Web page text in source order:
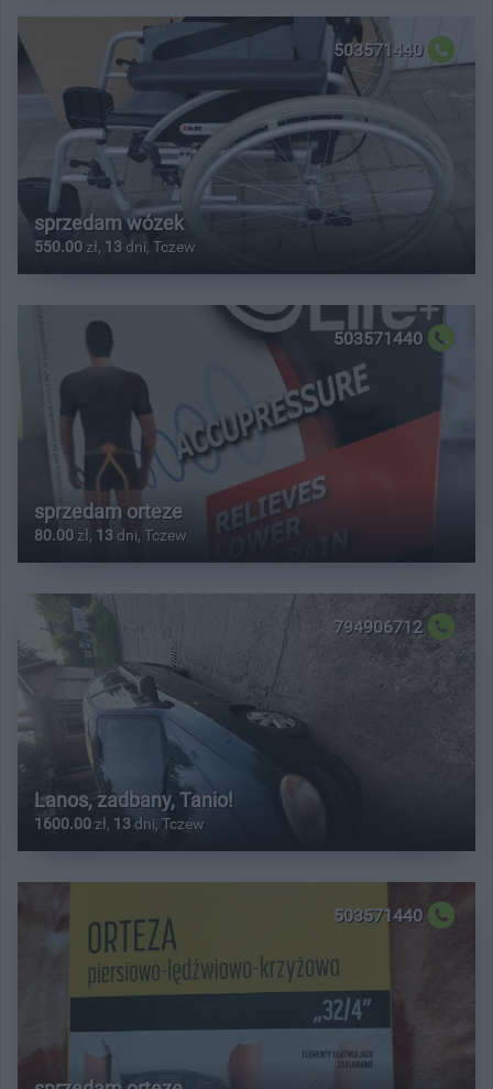
503571440
sprzedam wózek
550.00 zł, 13 dni, Tczew
503571440
sprzedam orteze
80.00 zł, 13 dni, Tczew
794906712
Lanos, zadbany, Tanio!
1600.00zł, 13 dni, Tczew
503571440